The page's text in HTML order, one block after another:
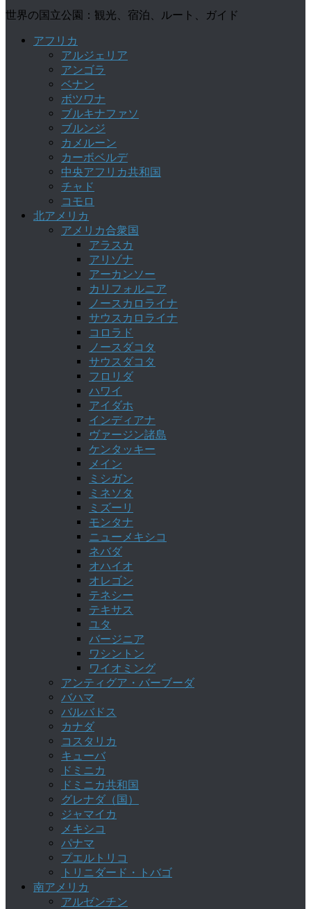
世界の国立公園：観光、宿泊、ルート、ガイド
アフリカ
アルジェリア
アンゴラ
ベナン
ボツワナ
ブルキナファソ
ブルンジ
カメルーン
カーボベルデ
中央アフリカ共和国
チャド
コモロ
北アメリカ
アメリカ合衆国
アラスカ
アリゾナ
アーカンソー
カリフォルニア
ノースカロライナ
サウスカロライナ
コロラド
ノースダコタ
サウスダコタ
フロリダ
ハワイ
アイダホ
インディアナ
ヴァージン諸島
ケンタッキー
メイン
ミシガン
ミネソタ
ミズーリ
モンタナ
ニューメキシコ
ネバダ
オハイオ
オレゴン
テネシー
テキサス
ユタ
バージニア
ワシントン
ワイオミング
アンティグア・バーブーダ
バハマ
バルバドス
カナダ
コスタリカ
キューバ
ドミニカ
ドミニカ共和国
グレナダ（国）
ジャマイカ
メキシコ
パナマ
プエルトリコ
トリニダード・トバゴ
南アメリカ
アルゼンチン